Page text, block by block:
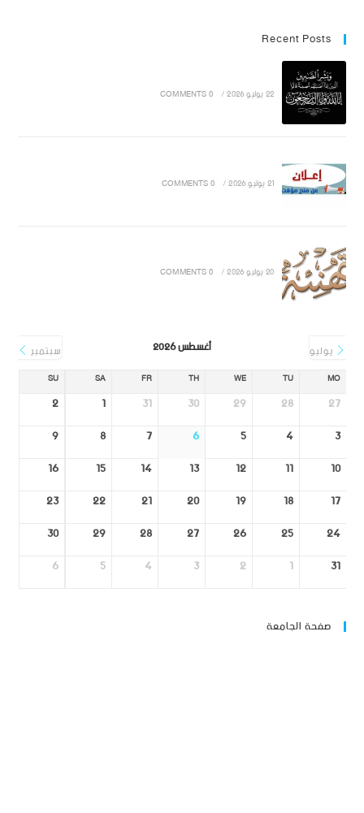
Recent Posts
22 يوليو 2026 /
0 COMMENTS
21 يوليو 2026 /
0 COMMENTS
20 يوليو 2026 /
0 COMMENTS
يوليو أغسطس 2026 سبتمبر
MO
TU
WE
TH
FR
SA
SU
27
28
29
30
31
1
2
3
4
5
6
7
8
9
10
11
12
13
14
15
16
17
18
19
20
21
22
23
24
25
26
27
28
29
30
31
1
2
3
4
5
6
صفحة الجامعة